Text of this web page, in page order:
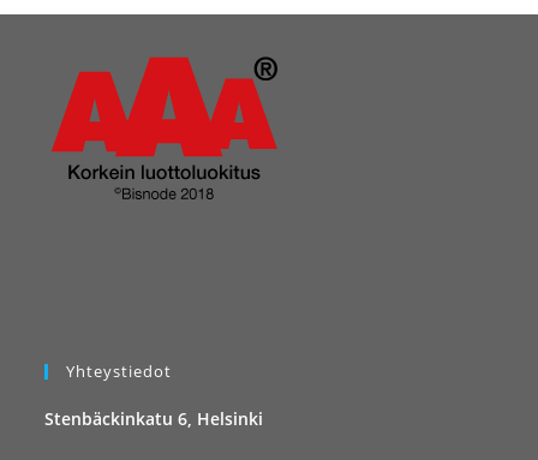
Yhteystiedot
Stenbäckinkatu 6, Helsinki